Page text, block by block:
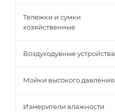
Тележки и сумки
хозяйственные
Воздуходувные устройства
Мойки высокого давления
Измерители влажности